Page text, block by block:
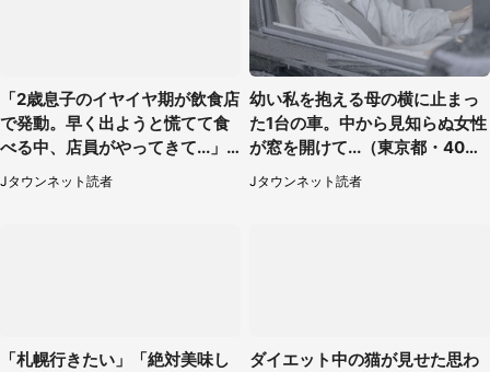
「2歳息子のイヤイヤ期が飲食店
で発動。早く出ようと慌てて食
べる中、店員がやってきて...」
（岡山県・40代女性）
Jタウンネット読者
幼い私を抱える母の横に止まっ
た1台の車。中から見知らぬ女性
が窓を開けて...（東京都・40代
Jタウンネット読者
「札幌行きたい」「絶対美味し
ダイエット中の猫が見せた思わ